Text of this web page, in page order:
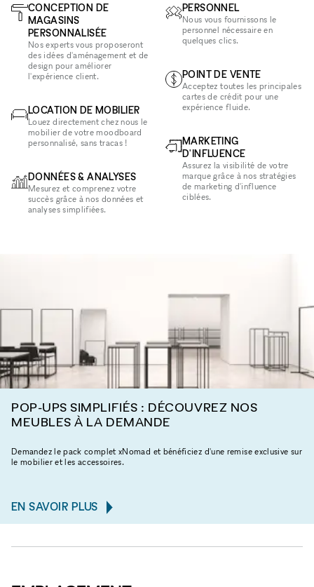
CONCEPTION DE
MAGASINS
PERSONNALISÉE
Nos experts vous proposeront
des idées d'aménagement et de
design pour améliorer
l'expérience client.
LOCATION DE MOBILIER
Louez directement chez nous le
mobilier de votre moodboard
personnalisé, sans tracas !
DONNÉES & ANALYSES
Mesurez et comprenez votre
succès grâce à nos données et
analyses simplifiées.
PERSONNEL
Nous vous fournissons le
personnel nécessaire en
quelques clics.
POINT DE VENTE
Acceptez toutes les principales
cartes de crédit pour une
expérience fluide.
MARKETING
D'INFLUENCE
Assurez la visibilité de votre
marque grâce à nos stratégies
de marketing d'influence
ciblées.
POP-UPS SIMPLIFIÉS : DÉCOUVREZ NOS
MEUBLES À LA DEMANDE
Demandez le pack complet xNomad et bénéficiez d'une remise exclusive sur
le mobilier et les accessoires.
EN SAVOIR PLUS